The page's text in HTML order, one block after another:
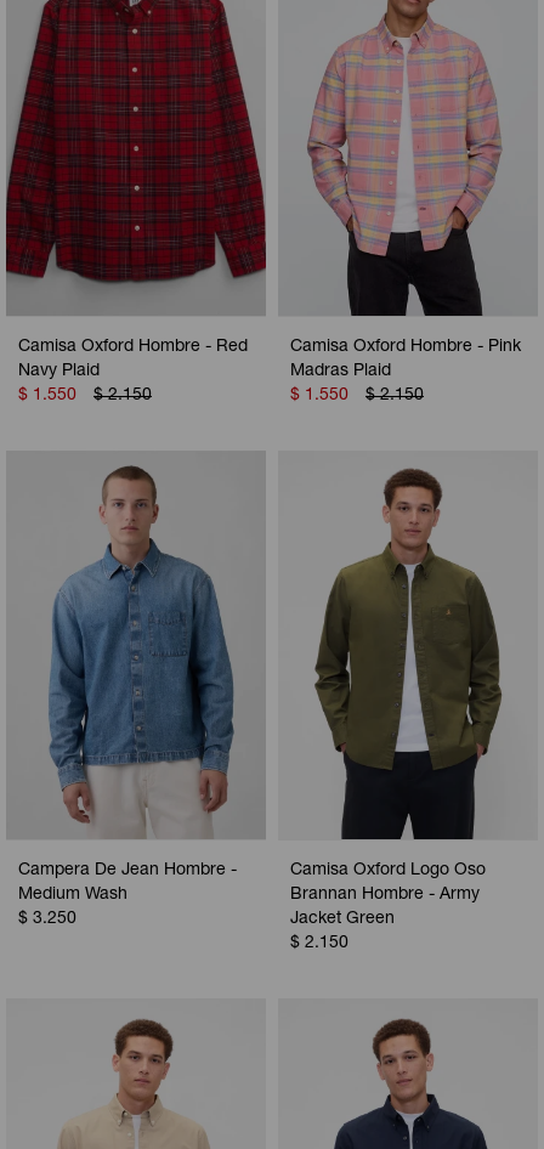
Camisa Oxford Hombre - Red
Navy Plaid
$ 1.550 $ 2.150
Camisa Oxford Hombre - Pink
Madras Plaid
$ 1.550 $ 2.150
Campera De Jean Hombre -
Medium Wash
$ 3.250
Camisa Oxford Logo Oso
Brannan Hombre - Army
Jacket Green
$ 2.150
Camperas
Musculosas
Shorts
Vestidos y polleras
Pijamas
Calzas
Camperas
Chalecos
Shorts
Ropa interior
Polos
Camperas
Chalecos
Ropa interior
Pijamas
Camperas
Pijamas
Sets
Sets